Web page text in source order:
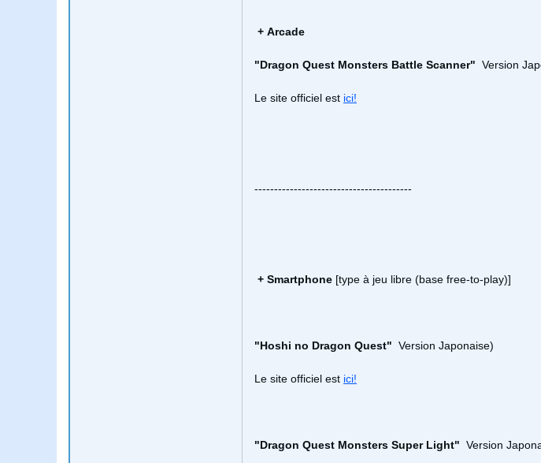
+ Arcade
"Dragon Quest Monsters Battle Scanner" Version
Le site officiel est ici!
----------------------------------------
+ Smartphone [type à jeu libre (base free-to-play)]
"Hoshi no Dragon Quest" Version Japonaise)
Le site officiel est ici!
"Dragon Quest Monsters Super Light" Version